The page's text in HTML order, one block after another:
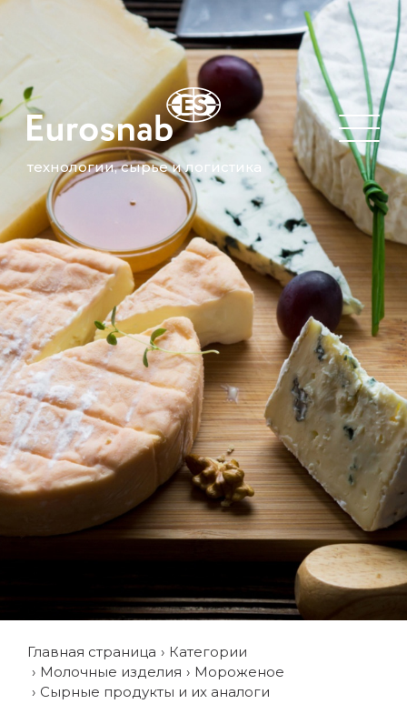
технологии, сырье и логистика
Главная страница
Категории
Молочные изделия
Мороженое
Сырные продукты и их аналоги